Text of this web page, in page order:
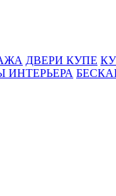
ДВЕРИ КУПЕ
ИНТЕРЬЕРА